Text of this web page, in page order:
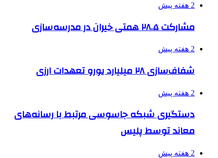
2 هفته پیش
مشارکت ۲۸.۵ همتی خیران در مدرسه‌سازی
2 هفته پیش
شفاف‌سازی ۲۸ میلیارد یورو تعهدات ارزی
2 هفته پیش
دستگیری شبکه جاسوسی مرتبط با رسانه‌های
معاند توسط پلیس
2 هفته پیش